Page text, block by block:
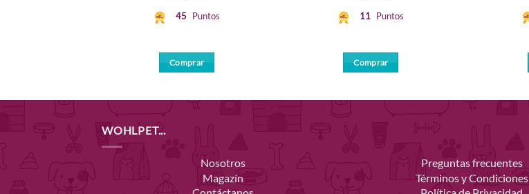
45 Puntos
Comprar
11 Puntos
Comprar
WOHLPET...
Nosotros
Magazín
Preguntas frecuentes
Términos y Condiciones